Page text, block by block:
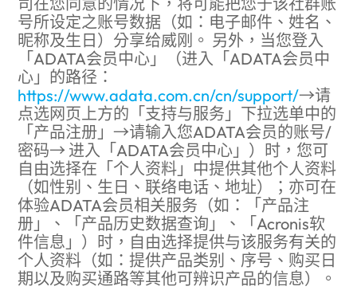
号所设定之账号数据（如：电子邮件、姓名、
昵称及生日）分享给威刚。 另外，当您登入
「ADATA会员中心」（进入「ADATA会员中
心」的路径：
https://www.adata.com.cn/cn/support/→请
点选网页上方的「支持与服务」下拉选单中的
「产品注册」→请输入您ADATA会员的账号/
密码→ 进入「ADATA会员中心」）时，您可
自由选择在「个人资料」中提供其他个人资料
（如性别、生日、联络电话、地址）；亦可在
体验ADATA会员相关服务（如：「产品注
册」、「产品历史数据查询」、「Acronis软
件信息」）时，自由选择提供与该服务有关的
个人资料（如：提供产品类别、序号、购买日
期以及购买通路等其他可辨识产品的信息）。